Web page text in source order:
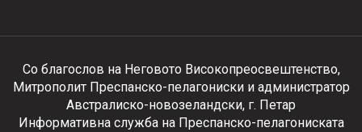
Со благослов на Неговото Високопреосвештенство,
Митрополит Преспанско-пелагониски и администратор
Австралиско-новозеландски, г. Петар
Информативна служба на Преспанско-пелагониската